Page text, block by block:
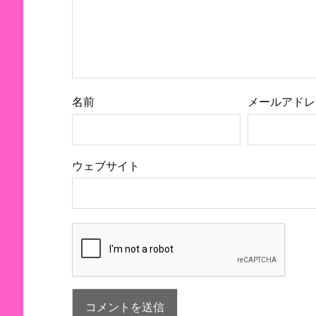
名前 メールアド
ウェブサイト